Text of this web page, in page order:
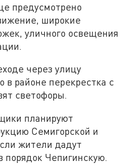
предусмотрено
широкие
уличного освещения
через улицу
в районе перекрестка с
светофоры.
планируют
Семигорской и
жители дадут
порядок Чепигинскую.